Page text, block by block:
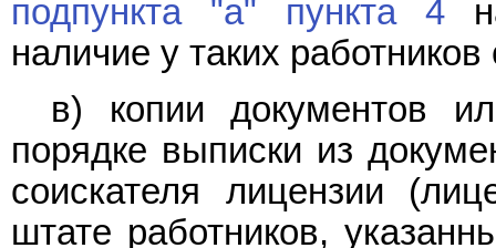
подпункта "а" пункта 4
наличие у таких
в) копии документов
порядке выписки из
соискателя лицензии
штате работников,